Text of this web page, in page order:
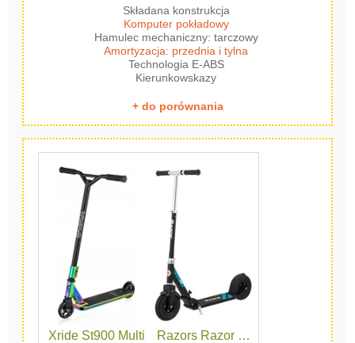
Składana konstrukcja
Komputer pokładowy
Hamulec mechaniczny: tarczowy
Amortyzacja: przednia i tylna
Technologia E-ABS
Kierunkowskazy
+ do porównania
Xride St900 Multi
Razors Razor A5 Air Czarny